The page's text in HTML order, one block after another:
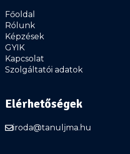
Telefonszám
*
E-
cím
*
Főoldal
Rólunk
Képzések
GYIK
Kapcsolat
Szolgáltatói adatok
Elérhetőségek
iroda@tanuljma.hu